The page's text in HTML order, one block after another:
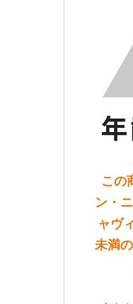
この
ン・
ャヴ
未満